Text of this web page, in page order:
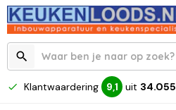
Klantwaardering 9,1 uit 34.055